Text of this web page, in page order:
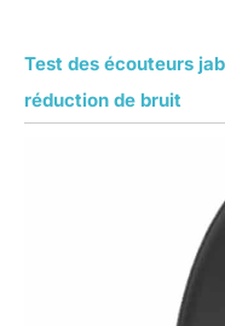
Test des écouteurs
réduction de bruit